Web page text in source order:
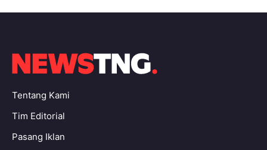
Tentang Kami
Tim Editorial
Pasang Iklan